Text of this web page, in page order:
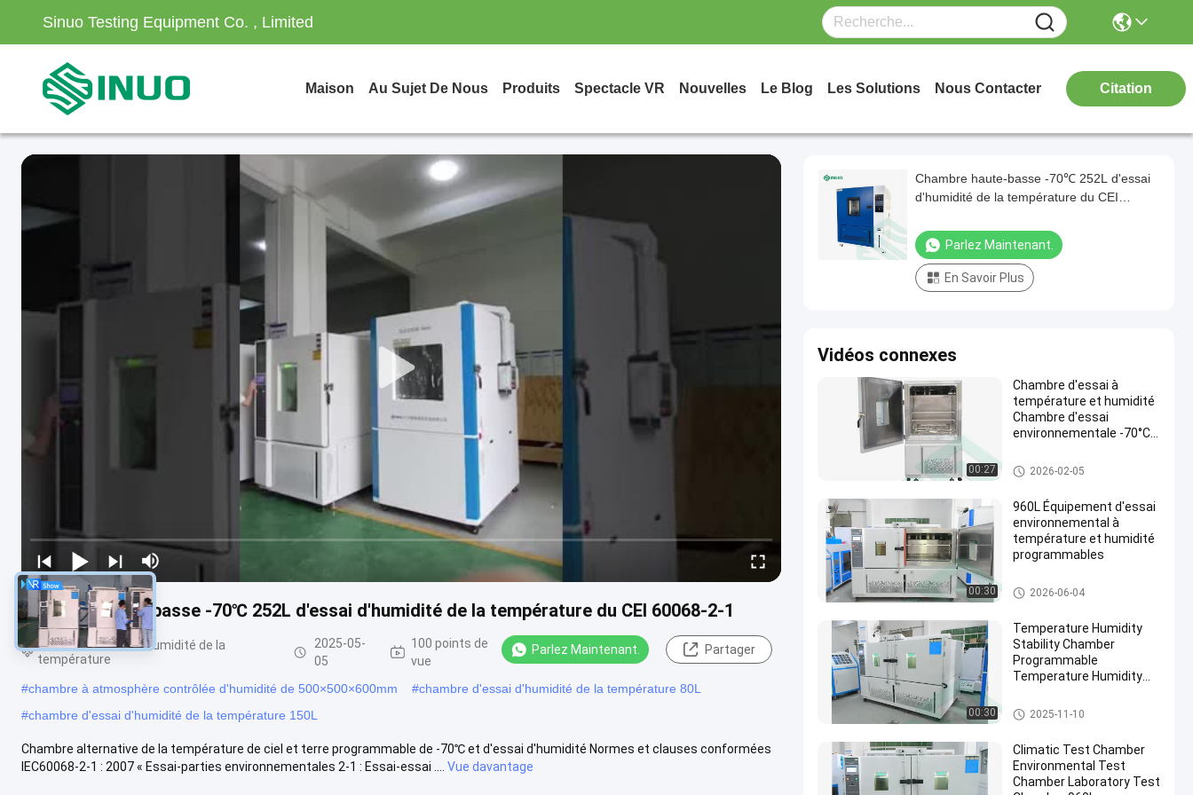
Sinuo Testing Equipment Co. , Limited
Maison Au Sujet De Nous Produits Spectacle VR Nouvelles Le Blog Les Solutions Nous Contacter Citation
Chambre haute-basse -70℃ 252L d'essai d'humidité de la température du CEI 60068-2-1
Chambre d'essai d'humidité de la
température
2025-05-
05
100 points de
vue
Parlez Maintenant. Partager
#chambre à atmosphère contrôlée d'humidité de 500×500×600mm #chambre d'essai d'humidité de la température 80L
#chambre d'essai d'humidité de la température 150L
Chambre alternative de la température de ciel et terre programmable de -70℃ et d'essai d'humidité Normes et clauses conformées
IEC60068-2-1 : 2007 « Essai-parties environnementales 2-1 : Essai-essai ....
Vue davantage
Chambre haute-basse -70℃ 252L d'essai
d'humidité de la température du CEI
Parlez Maintenant.
En Savoir Plus
Vidéos connexes
00:27
Chambre d'essai à
température et humidité
Chambre d'essai
environnementale -70°C à
Chambre d'essai d'humidité d
e la température
2026-02-05
00:30
960L Équipement d'essai
environnemental à
température et humidité
programmables
Chambre d'essai d'humidité d
e la température
2026-06-04
00:30
Temperature Humidity
Stability Chamber
Programmable
Temperature Humidity
Chambre d'essai d'humidité d
e la température
2025-11-10
Climatic Test Chamber
Environmental Test
Chamber Laboratory Test